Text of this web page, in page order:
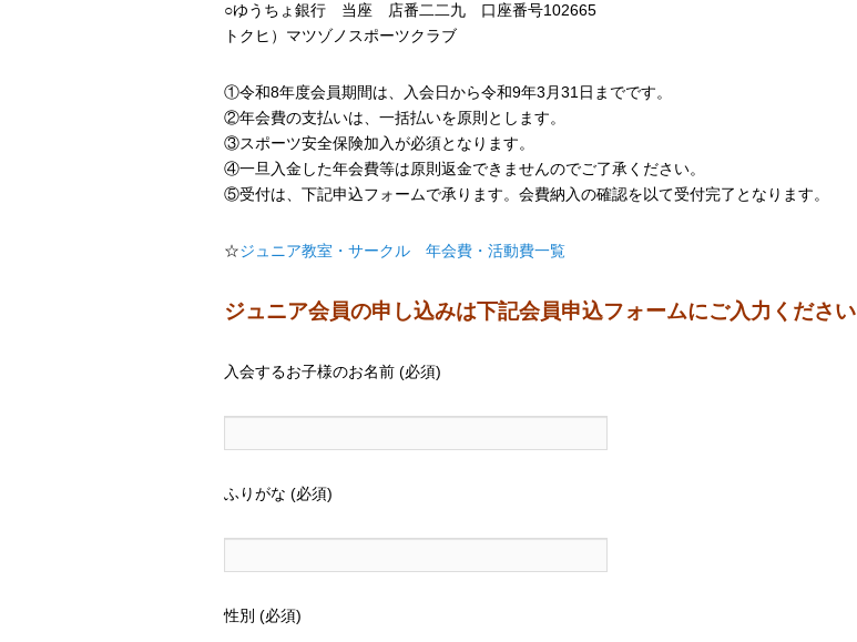
○ゆうちょ銀行 当座 店番二二九 口座番号102665
トクヒ）マツゾノスポーツクラブ
①令和8年度会員期間は、入会日から令和9年3月31日までです。
②年会費の支払いは、一括払いを原則とします。
③スポーツ安全保険加入が必須となります。
④一旦入金した年会費等は原則返金できませんのでご了承ください。
⑤受付は、下記申込フォームで承ります。会費納入の確認を以て受付完了となります。
☆ジュニア教室・サークル 年会費・活動費一覧
ジュニア会員の申し込みは下記会員申込フォームにご入力ください
入会するお子様のお名前 (必須)
ふりがな (必須)
性別 (必須)